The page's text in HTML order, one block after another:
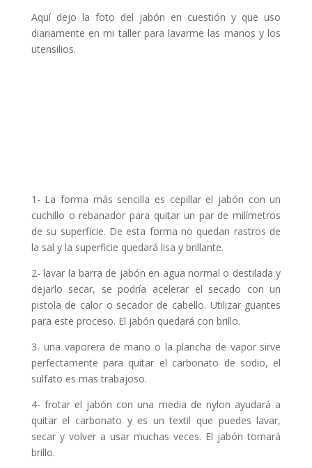
Aquí dejo la foto del jabón en cuestión y que uso
diariamente en mi taller para lavarme las manos y los
utensilios.
1- La forma más sencilla es cepillar el jabón con un
cuchillo o rebanador para quitar un par de milímetros
de su superficie. De esta forma no quedan rastros de
la sal y la superficie quedará lisa y brillante.
2- lavar la barra de jabón en agua normal o destilada y
dejarlo secar, se podría acelerar el secado con un
pistola de calor o secador de cabello. Utilizar guantes
para este proceso. El jabón quedará con brillo.
3- una vaporera de mano o la plancha de vapor sirve
perfectamente para quitar el carbonato de sodio, el
sulfato es mas trabajoso.
4- frotar el jabón con una media de nylon ayudará a
quitar el carbonato y es un textil que puedes lavar,
secar y volver a usar muchas veces. El jabón tomará
brillo.